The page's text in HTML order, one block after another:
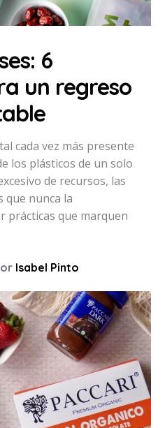
6
un regreso
cada vez más presente
los plásticos de un solo
de recursos, las
que nunca la
prácticas que marquen
Isabel Pinto